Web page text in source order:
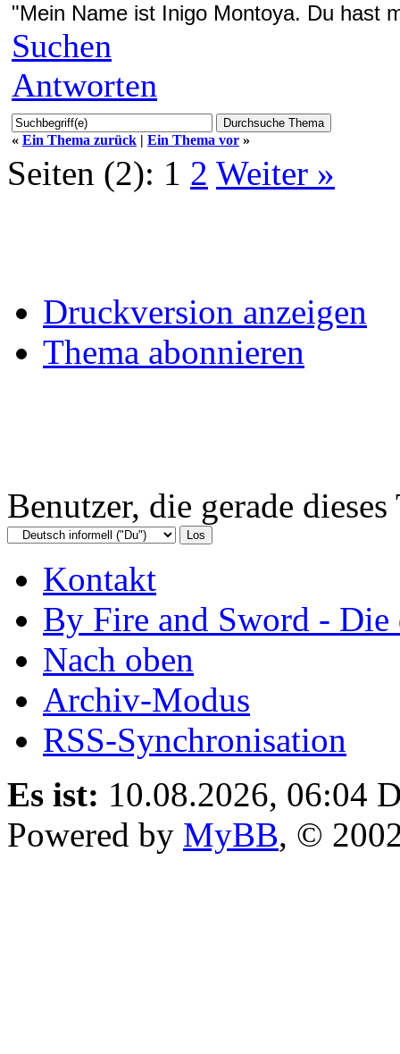
"Mein Name ist Inigo Montoya. Du hast
Suchen
Antworten
« Ein Thema zurück | Ein Thema vor »
Seiten (2): 1 2 Weiter »
Druckversion anzeigen
Thema abonnieren
Benutzer, die gerade
Kontakt
By Fire and Sword -
Nach oben
Archiv-Modus
RSS-Synchronisation
Es ist: 10.08.2026, 06:04
Powered by MyBB, ©